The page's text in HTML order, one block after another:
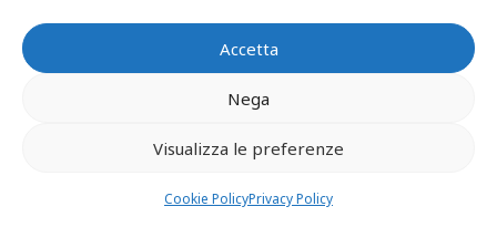
Accetta
Nega
Visualizza le preferenze
Cookie PolicyPrivacy Policy
risarciscono solo la diminuzione del
misura del 35%, e che pertanto non sia
di essere risarciti e indennizzati, per i